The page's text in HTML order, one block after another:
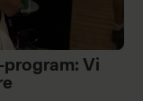
program: Vi